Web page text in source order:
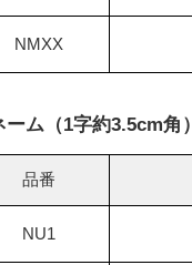
NMXX
ーム（1字約3.5cm角）
品番
NU1